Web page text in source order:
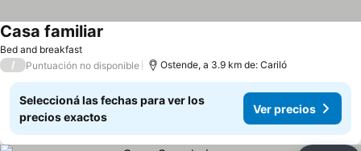
Bed and breakfast
Casa familiar
/ Puntuación no disponible Ostende, a 3.9 km de: Cariló
Seleccioná las fechas para ver los
precios exactos
Ver precios